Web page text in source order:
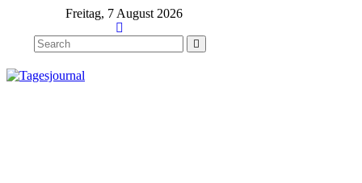
Freitag, 7 August 2026